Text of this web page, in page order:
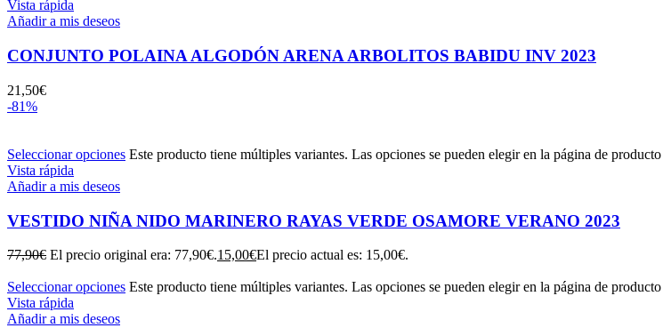
Vista rápida
Añadir a mis deseos
CONJUNTO POLAINA ALGODÓN ARENA ARBOLITOS BABIDU INV 2023
21,50€
-81%
Seleccionar opciones Este producto tiene múltiples variantes. Las opciones se pueden elegir en la página de producto
Vista rápida
Añadir a mis deseos
VESTIDO NIÑA NIDO MARINERO RAYAS VERDE OSAMORE VERANO 2023
77,90€ El precio original era: 77,90€.15,00€El precio actual es: 15,00€.
Seleccionar opciones Este producto tiene múltiples variantes. Las opciones se pueden elegir en la página de producto
Vista rápida
Añadir a mis deseos